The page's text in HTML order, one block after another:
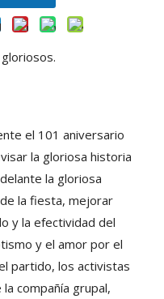
el 101 aniversario
la gloriosa historia
la gloriosa
la fiesta, mejorar
y la efectividad del
y el amor por el
partido, los activistas
compañía grupal,